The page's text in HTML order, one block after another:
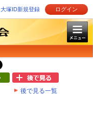
大塚ID新規登録 ログイン
後で見る一覧